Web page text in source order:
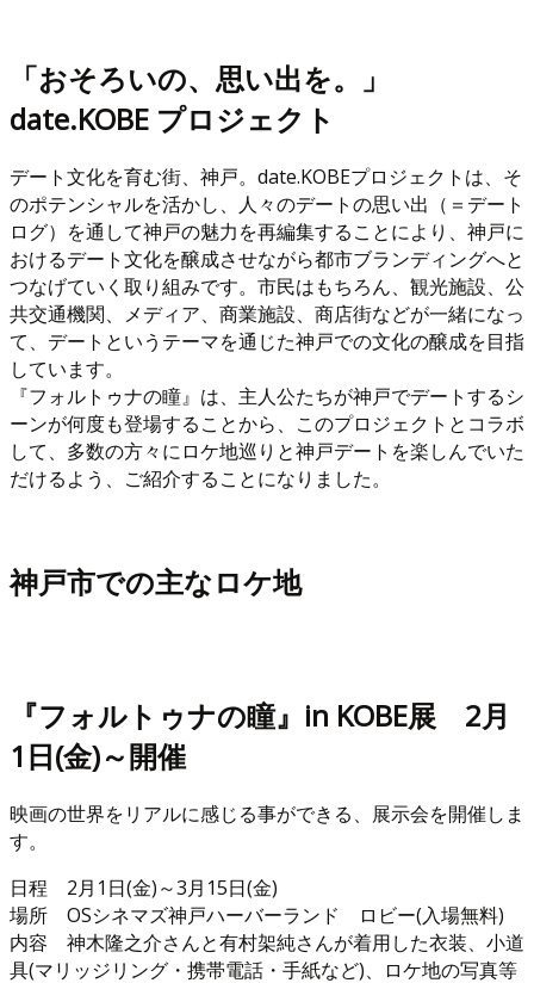
「おそろいの、思い出を。」
date.KOBE プロジェクト
デート文化を育む街、神戸。date.KOBEプロジェクトは、そ
のポテンシャルを活かし、人々のデートの思い出（＝デート
ログ）を通して神戸の魅力を再編集することにより、神戸に
おけるデート文化を醸成させながら都市ブランディングへと
つなげていく取り組みです。市民はもちろん、観光施設、公
共交通機関、メディア、商業施設、商店街などが一緒になっ
て、デートというテーマを通じた神戸での文化の醸成を目指
しています。
『フォルトゥナの瞳』は、主人公たちが神戸でデートするシ
ーンが何度も登場することから、このプロジェクトとコラボ
して、多数の方々にロケ地巡りと神戸デートを楽しんでいた
だけるよう、ご紹介することになりました。
神戸市での主なロケ地
『フォルトゥナの瞳』in KOBE展 2月
1日(金)～開催
映画の世界をリアルに感じる事ができる、展示会を開催しま
す。
日程 2月1日(金)～3月15日(金)
場所 OSシネマズ神戸ハーバーランド ロビー(入場無料)
内容 神木隆之介さんと有村架純さんが着用した衣装、小道
具(マリッジリング・携帯電話・手紙など)、ロケ地の写真等